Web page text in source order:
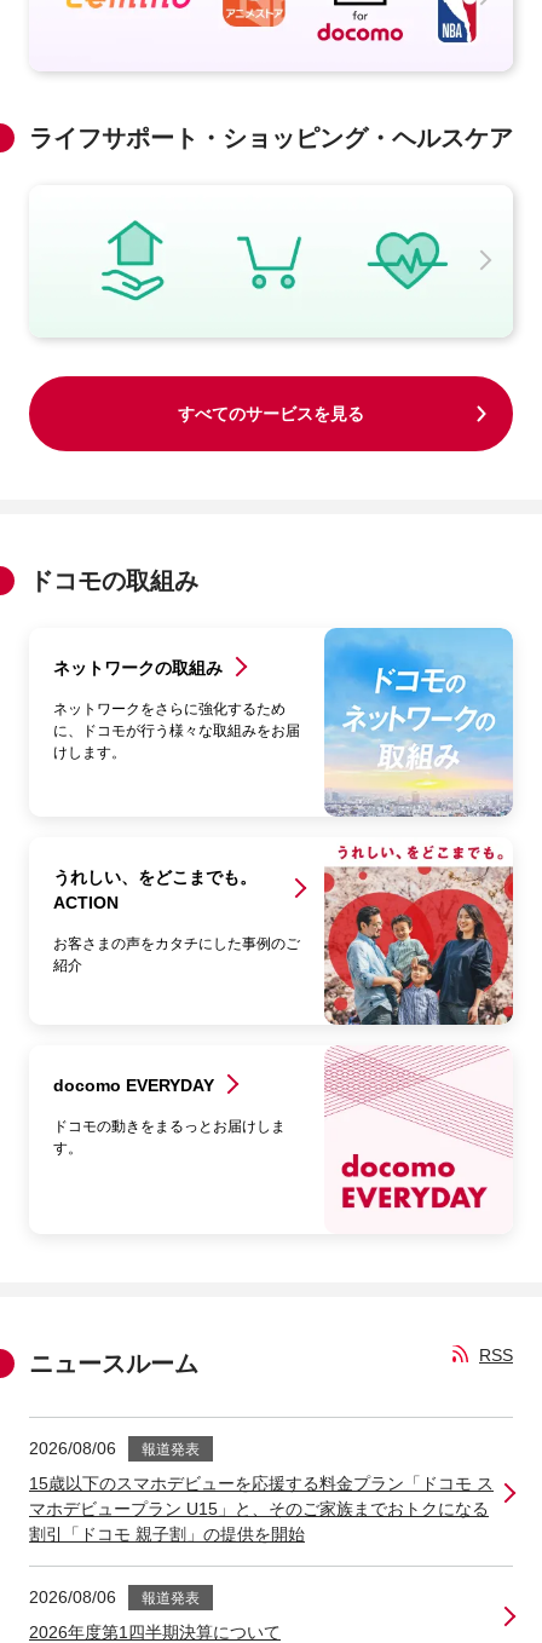
ライフサポート・ショッピング・ヘルスケア
すべてのサービスを見る
ドコモの取組み
ネットワークの取組み
ネットワークをさらに強化するため
に、ドコモが行う様々な取組みをお届
けします。
うれしい、をどこまでも。
ACTION
お客さまの声をカタチにした事例のご
紹介
docomo EVERYDAY
ドコモの動きをまるっとお届けしま
す。
ニュースルーム RSS
2026/08/06 報道発表
15歳以下のスマホデビューを応援する料金プラン「ドコモ ス
マホデビュープラン U15」と、そのご家族までおトクになる
割引「ドコモ 親子割」の提供を開始
2026/08/06 報道発表
2026年度第1四半期決算について